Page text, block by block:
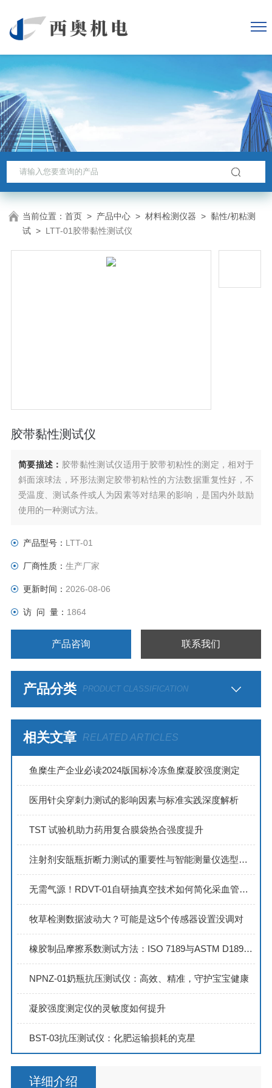
当前位置：首页 > 产品中心 >材料检测仪器 >黏性/初粘测
试 > LTT-01胶带黏性测试仪
胶带黏性测试仪
简要描述： 胶带黏性测试仪适用于胶带初粘性的测定，相对于
斜面滚球法，环形法测定胶带初粘性的方法数据重复性好，不
受温度、测试条件或人为因素等对结果的影响，是国内外鼓励
使用的一种测试方法。
产品型号： LTT-01
厂商性质： 生产厂家
更新时间： 2026-08-06
访 问 量： 1864
产品咨询 联系我们
产品分类 PRODUCT CLASSIFICATION
相关文章 RELATED ARTICLES
鱼糜生产企业必读2024版国标冷冻鱼糜凝胶强度测定
医用针尖穿刺力测试的影响因素与标准实践深度解析
TST 试验机助力药用复合膜袋热合强度提升
注射剂安瓿瓶折断力测试的重要性与智能测量仪选型指南
无需气源！RDVT-01自研抽真空技术如何简化采血管测试流程？
牧草检测数据波动大？可能是这5个传感器设置没调对
橡胶制品摩擦系数测试方法：ISO 7189与ASTM D1894标准技术解析
​NPNZ-01奶瓶抗压测试仪：高效、精准，守护宝宝健康
凝胶强度测定仪的灵敏度如何提升
BST-03抗压测试仪：化肥运输损耗的克星
详细介绍